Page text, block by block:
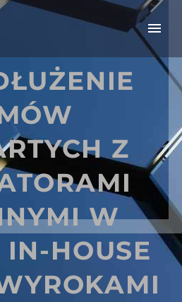
Z
W
IN-HOUSE